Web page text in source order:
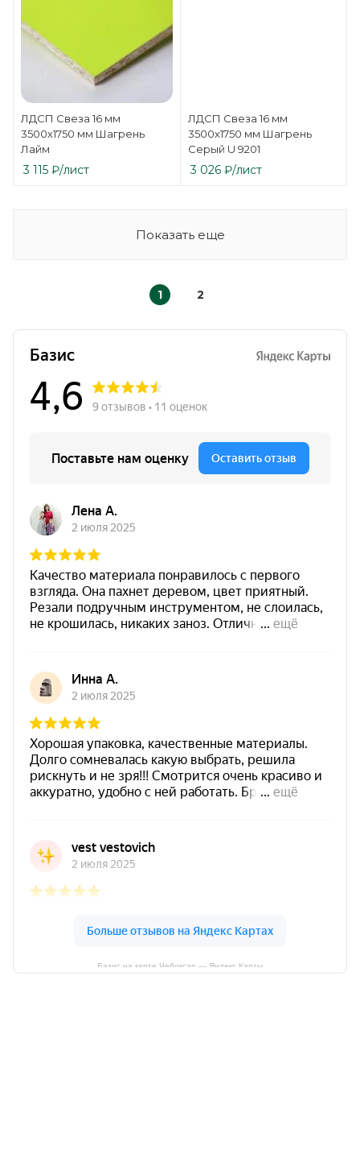
ЛДСП Свеза 16 мм
3500х1750 мм Шагрень
Лайм
3 115 ₽/лист
ЛДСП Свеза 16 мм
3500х1750 мм Шагрень
Серый U 9201
3 026₽/лист
Показать еще
1 2
Базис на карте Чебоксар — Яндекс Карты